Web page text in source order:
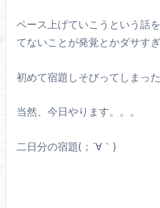
ペース上げていこうという話
てないことが発覚とかダサすぎ
初めて宿題しそびってしまった
当然、今日やります。。。
二日分の宿題(；´∀｀)